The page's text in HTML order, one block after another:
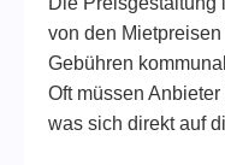
von den
Gebühren
Oft müssen
was sich direkt auf